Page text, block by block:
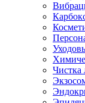
Чистка